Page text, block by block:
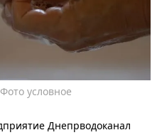
условное
Днепрводоканал